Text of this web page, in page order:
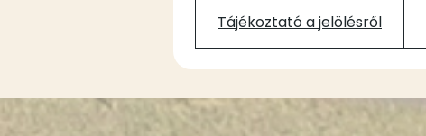
Tájékoztató a jelölésről